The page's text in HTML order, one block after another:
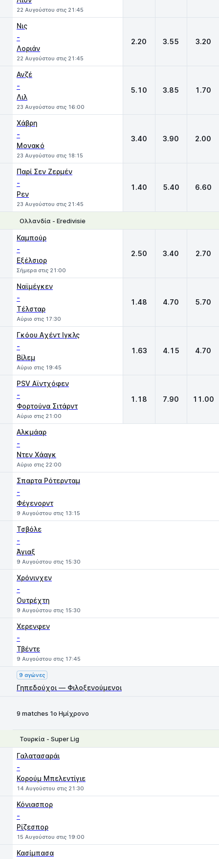
22 Αυγούστου στις 21:45
Νις
-
Λοριάν
22 Αυγούστου στις 21:45
2.20 3.55 3.20
Ανζέ
-
Λιλ
23 Αυγούστου στις 16:00
5.10 3.85 1.70
Χάβρη
-
Μονακό
23 Αυγούστου στις 18:15
3.40 3.90 2.00
Παρί Σεν Ζερμέν
-
Ρεν
23 Αυγούστου στις 21:45
1.40 5.40 6.60
Ολλανδία - Eredivisie
Καμπούρ
-
Εξέλσιορ
Σήμερα στις 21:00
2.50 3.40 2.70
Ναϊμέγκεν
-
Τέλσταρ
Αύριο στις 17:30
1.48 4.70 5.70
Γκόου Aχέντ Ιγκλς
-
Βίλεμ
Αύριο στις 19:45
1.63 4.15 4.70
PSV Αϊντχόφεν
-
Φορτούνα Σιτάρντ
Αύριο στις 21:00
1.18 7.90 11.00
Αλκμάαρ
-
Ντεν Χάαγκ
Αύριο στις 22:00
Σπαρτα Ρότερνταμ
-
Φέγενορντ
9 Αυγούστου στις 13:15
Τσβόλε
-
Άγιαξ
9 Αυγούστου στις 15:30
Χρόνινχεν
-
Ουτρέχτη
9 Αυγούστου στις 15:30
Χερενφεν
-
Τβέντε
9 Αυγούστου στις 17:45
9 αγώνες
Γηπεδούχοι — Φιλοξενούμενοι
9 matches 1ο Ημίχρονο
Τουρκία - Super Lig
Γαλατασαράι
-
Κορούμ Μπελεντίγιε
14 Αυγούστου στις 21:30
Κόνιασπορ
-
Ρίζεσπορ
15 Αυγούστου στις 19:00
Κασίμπασα